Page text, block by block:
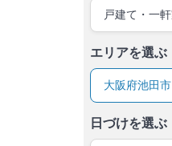
エリアを選ぶ
大阪府池田市
日づけを選ぶ